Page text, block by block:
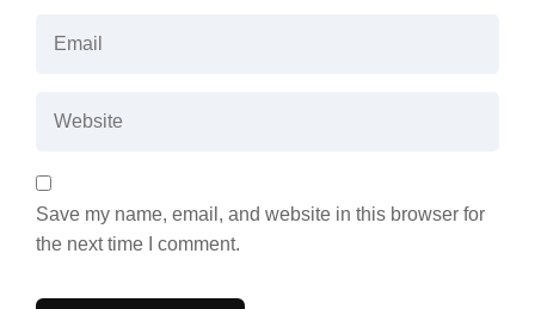
Save my name, email, and website in this browser for
the next time I comment.